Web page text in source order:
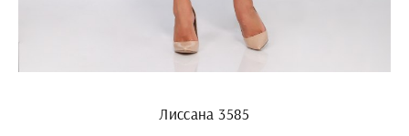
Лиссана 3585